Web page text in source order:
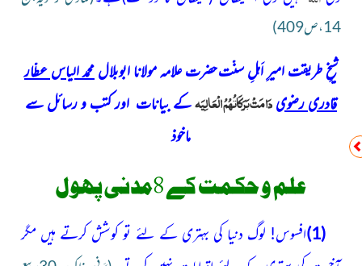
14،ص409)
شیخِ طریقت امیرِ اَہلِ سنّتحضرت علامہ مولانا ابوبلالمحمد الیاس عطّار
قادری رضویدَامَتْ بَرَکَاتُہُمُ الْعَالِیَہکے بیانات اور کتب و رسائل سے
ماخوذ
علم و حکمت کے 8مدنی پھول
(1)
افسوس! لوگ دنیا کی بہتری کے لئے تو کوشش کرتے ہیں مگر